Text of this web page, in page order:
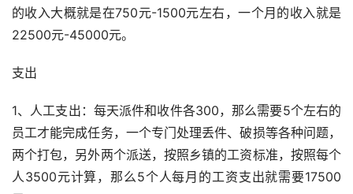
的收入大概就是在750元-1500元左右，一个月的收入就是
22500元-45000元。
支出
1、人工支出：每天派件和收件各300，那么需要5个左右的
员工才能完成任务，一个专门处理丢件、破损等各种问题，
两个打包，另外两个派送，按照乡镇的工资标准，按照每个
人3500元计算，那么5个人每月的工资支出就需要17500